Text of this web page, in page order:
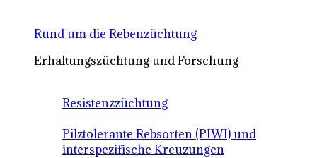
Rund um die Rebenzüchtung
Erhaltungszüchtung und Forschung
Resistenzzüchtung
Pilztolerante Rebsorten (PIWI) und
interspezifische Kreuzungen